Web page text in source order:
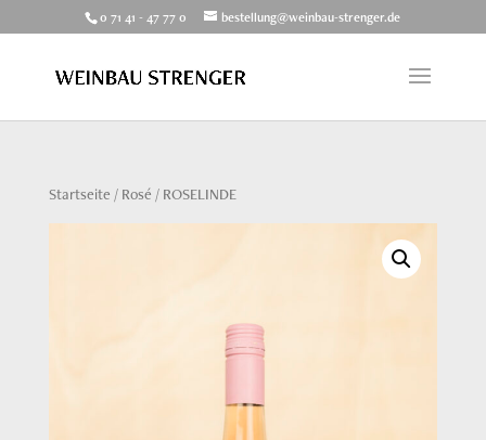
0 71 41 - 47 77 0 bestellung@weinbau-strenger.de
Startseite / Rosé / ROSELINDE